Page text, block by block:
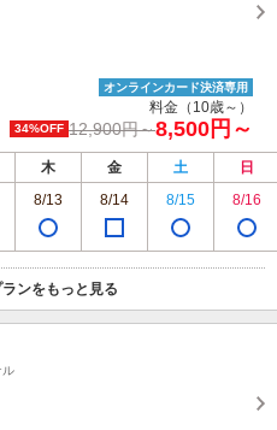
オンラインカード決済専用
料金（10歳～）
34%OFF 12,900円～8,500円～
木 金 土
日
8/13 8/14 8/15 8/16
ンをもっと見る
ル